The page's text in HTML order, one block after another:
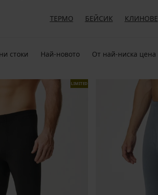
ТЕРМО БЕЙСИК КЛИНОВЕ
стоки Най-новото От най-ниска цена
LIMITED